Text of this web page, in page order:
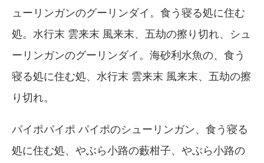
ューリンガンのグーリンダイ。食う寝る処に住む
処。水行末 雲来末 風来末、五劫の擦り切れ、シュ
ーリンガンのグーリンダイ。海砂利水魚の、食う
寝る処に住む処、水行末 雲来末 風来末、五劫の擦
り切れ。
パイポパイポ パイポのシューリンガン、食う寝る
処に住む処、やぶら小路の藪柑子、やぶら小路の